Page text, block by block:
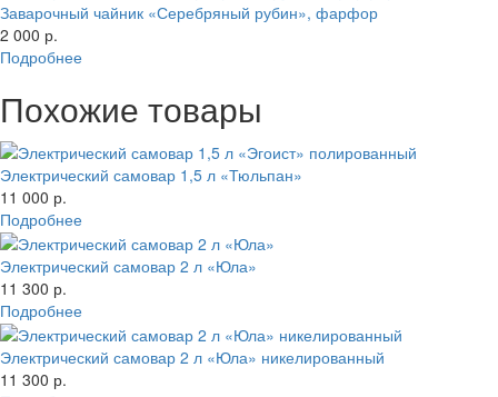
Заварочный чайник «Серебряный рубин», фарфор
2 000 р.
Подробнее
Похожие товары
Электрический самовар 1,5 л «Тюльпан»
11 000 р.
Подробнее
Электрический самовар 2 л «Юла»
11 300 р.
Подробнее
Электрический самовар 2 л «Юла» никелированный
11 300 р.